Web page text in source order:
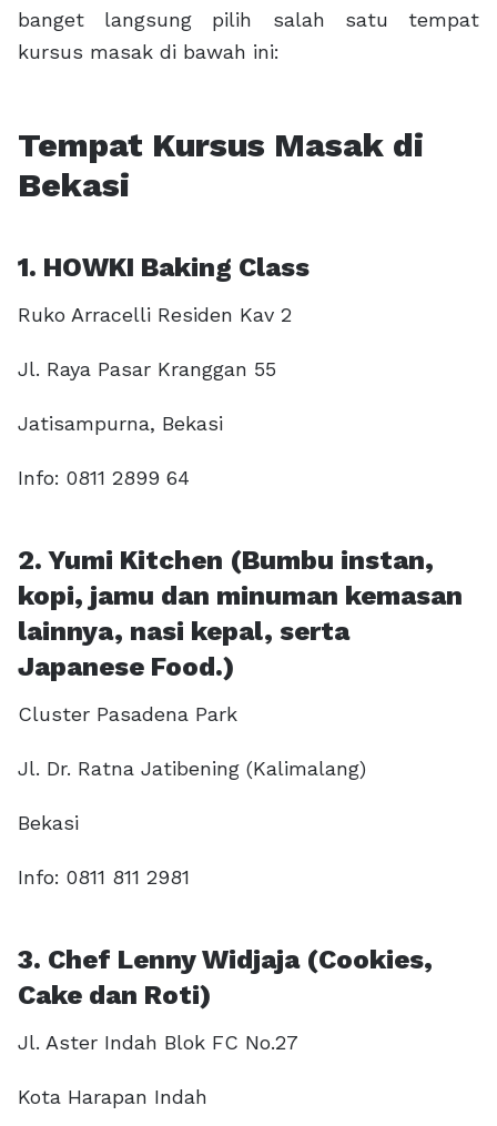
banget langsung pilih salah satu tempat
kursus masak di bawah ini:
Tempat Kursus Masak di
Bekasi
1. HOWKI Baking Class
Ruko Arracelli Residen Kav 2
Jl. Raya Pasar Kranggan 55
Jatisampurna, Bekasi
Info: 0811 2899 64
2. Yumi Kitchen (Bumbu instan,
kopi, jamu dan minuman kemasan
lainnya, nasi kepal, serta
Japanese Food.)
Cluster Pasadena Park
Jl. Dr. Ratna Jatibening (Kalimalang)
Bekasi
Info: 0811 811 2981
3. Chef Lenny Widjaja (Cookies,
Cake dan Roti)
Jl. Aster Indah Blok FC No.27
Kota Harapan Indah